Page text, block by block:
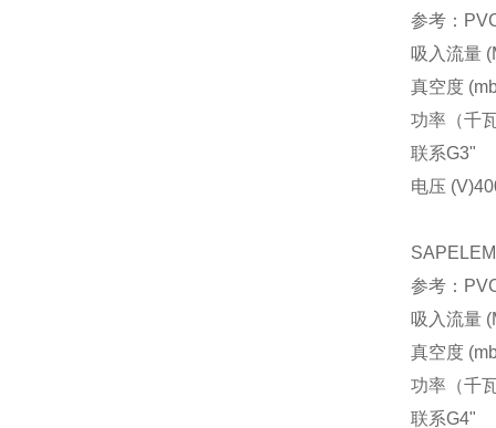
参考：
吸入流量
真空度
功率（千
联系G3"
电压 (V)
SAPELEM
参考：
吸入流量
真空度
功率（千
联系G4"